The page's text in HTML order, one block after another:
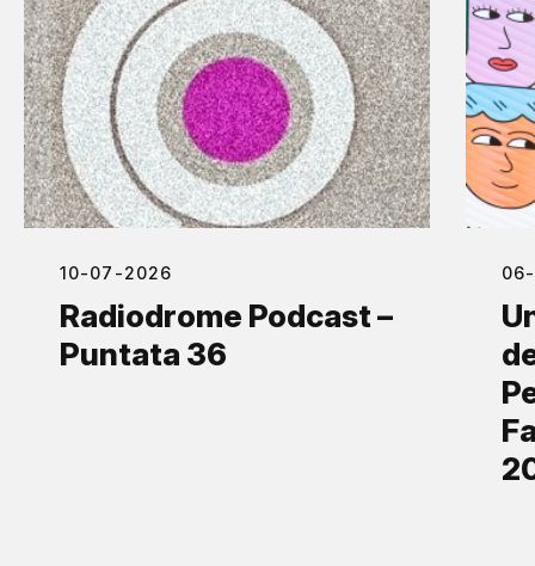
10-07-2026
Radiodrome Podcast –
Puntata 36